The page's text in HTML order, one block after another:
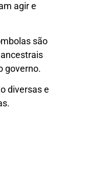
agir e
são
governo.
diversas e